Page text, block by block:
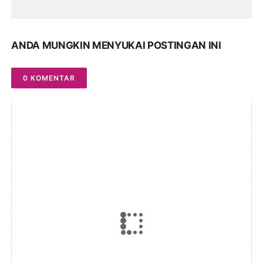
ANDA MUNGKIN MENYUKAI POSTINGAN INI
0 KOMENTAR